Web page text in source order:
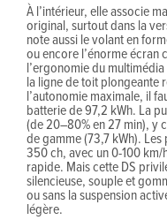
À l’intérieur, elle associe
original, surtout dans la
note aussi le volant en
ou encore l’énorme écran
l’ergonomie du
la ligne de toit plongeante
l’autonomie maximale, il
batterie de 97,2 kWh. La
(de 20–80% en 27 min), y
de gamme (73,7 kWh).
350 ch, avec un 0-100
rapide. Mais cette DS
silencieuse, souple et
ou sans la suspension
légère.